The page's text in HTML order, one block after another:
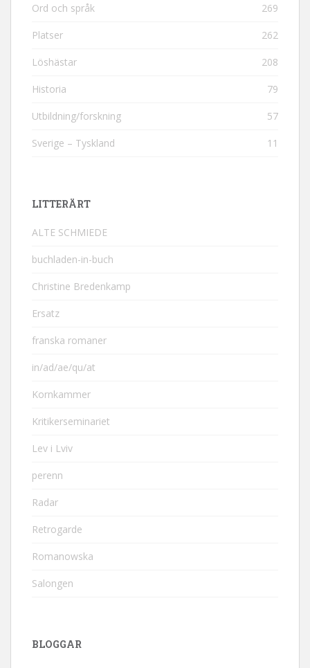
Ord och språk 269
Platser 262
Löshästar 208
Historia 79
Utbildning/forskning 57
Sverige – Tyskland 11
LITTERÄRT
ALTE SCHMIEDE
buchladen-in-buch
Christine Bredenkamp
Ersatz
franska romaner
in/ad/ae/qu/at
Kornkammer
Kritikerseminariet
Lev i Lviv
perenn
Radar
Retrogarde
Romanowska
Salongen
BLOGGAR